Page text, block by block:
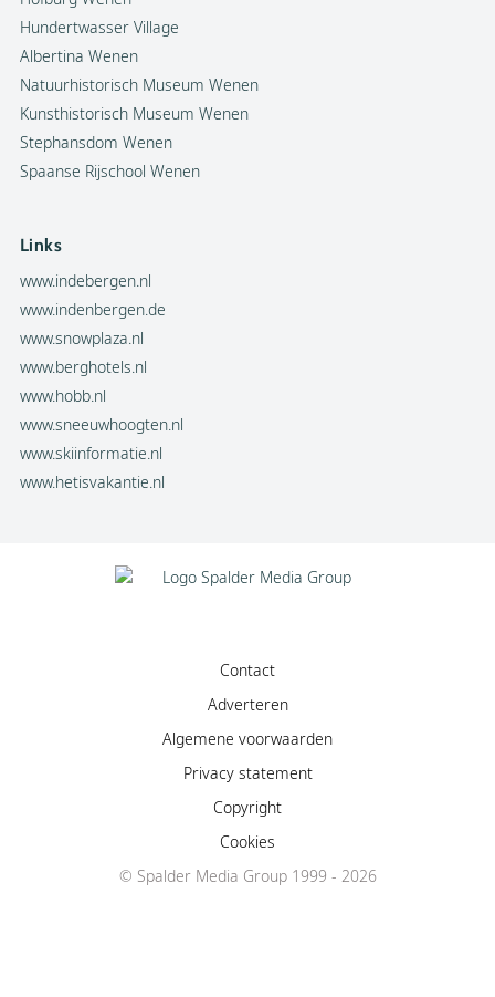
Hundertwasser Village
Albertina Wenen
Natuurhistorisch Museum Wenen
Kunsthistorisch Museum Wenen
Stephansdom Wenen
Spaanse Rijschool Wenen
Links
www.indebergen.nl
www.indenbergen.de
www.snowplaza.nl
www.berghotels.nl
www.hobb.nl
www.sneeuwhoogten.nl
www.skiinformatie.nl
www.hetisvakantie.nl
Contact
Adverteren
Algemene voorwaarden
Privacy statement
Copyright
Cookies
© Spalder Media Group 1999 - 2026